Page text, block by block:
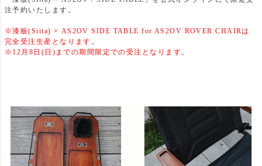
注予約いたします。
※漆板(Siita) × AS2OV SIDE TABLE for AS2OV ROVER CHAIRは
完全受注生産となります。
※12月8日(日)までの期間限定での受注となります。